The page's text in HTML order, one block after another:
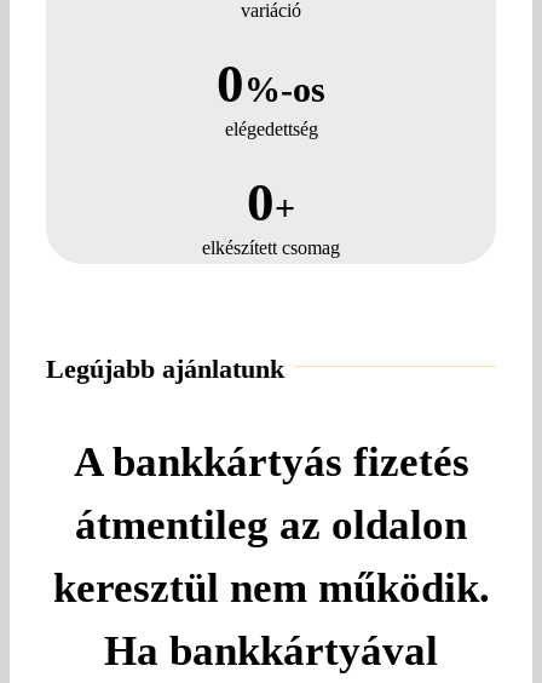
variáció
0%-os
elégedettség
0+
elkészített csomag
Legújabb ajánlatunk
A bankkártyás fizetés
átmentileg az oldalon
keresztül nem működik.
Ha bankkártyával